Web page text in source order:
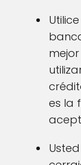
es la